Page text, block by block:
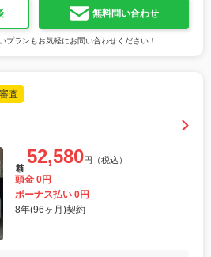
無料問い合わせ
プランもお気軽にお問い合わせください！
査
52,580円（税込）
頭金 0円
ボーナス払い 0円
8年(96ヶ月)契約